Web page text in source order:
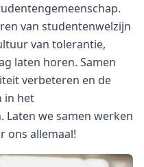
van studentenwelzijn
van tolerantie,
laten horen. Samen
verbeteren en de
in het
Laten we samen werken
ons allemaal!